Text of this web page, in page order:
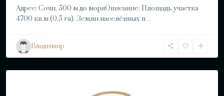
Адрес: Сочи, 500 м до моряОписание: Площадь участка
4700 кв.м (0,5 га). Земли населённых п...
Владимир
Сочи